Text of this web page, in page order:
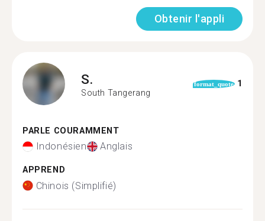
Obtenir l'appli
S.
South Tangerang
format_quote 1
PARLE COURAMMENT
Indonésien Anglais
APPREND
Chinois (Simplifié)